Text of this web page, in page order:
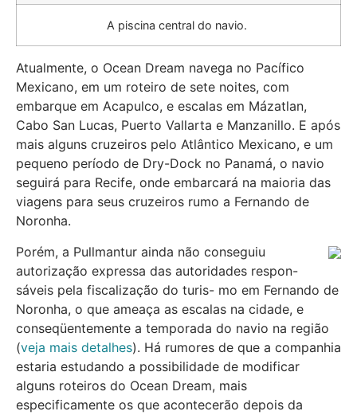
A piscina central do navio.
Atualmente, o Ocean Dream navega no Pacífico
Mexicano, em um roteiro de sete noites, com
embarque em Acapulco, e escalas em Mázatlan,
Cabo San Lucas, Puerto Vallarta e Manzanillo. E após
mais alguns cruzeiros pelo Atlântico Mexicano, e um
pequeno período de Dry-Dock no Panamá, o navio
seguirá para Recife, onde embarcará na maioria das
viagens para seus cruzeiros rumo a Fernando de
Noronha.
Porém, a Pullmantur ainda não conseguiu
autorização expressa das autoridades respon-
sáveis pela fiscalização do turis- mo em Fernando de
Noronha, o que ameaça as escalas na cidade, e
conseqüentemente a temporada do navio na região
(veja mais detalhes). Há rumores de que a companhia
estaria estudando a possibilidade de modificar
alguns roteiros do Ocean Dream, mais
especificamente os que acontecerão depois da